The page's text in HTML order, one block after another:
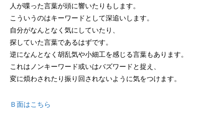
人が喋った言葉が頭に響いたりもします。
こういうのはキーワードとして深追いします。
自分がなんとなく気にしていたり、
探していた言葉であるはずです。
逆になんとなく胡乱気や小細工を感じる言葉もあります。
これはノンキーワード或いはバズワードと捉え、
変に煩わされたり振り回されないように気をつけます。
Ｂ面はこちら